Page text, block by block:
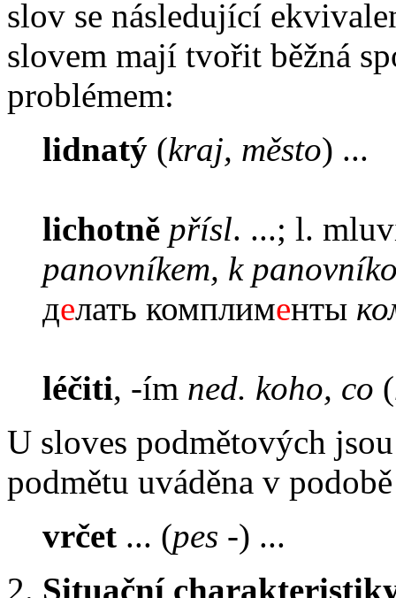
slov se následující
slovem mají tvořit běžná
problémem:
lidnatý (kraj, město) ...
lichotně přísl. ...; l.
panovníkem, k
делать комплименты
léčiti, -ím ned. koho, co (
U sloves podmětových
podmětu uváděna v podobě
vrčet ... (pes -) ...
2. Situační